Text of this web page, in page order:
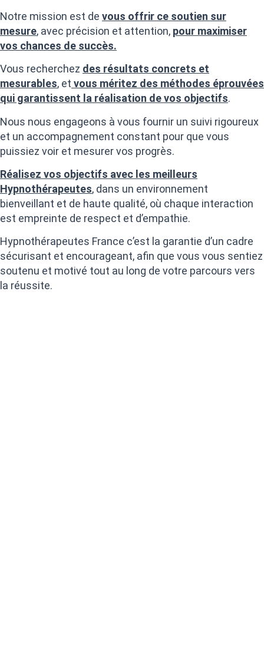
Notre mission est de vous offrir ce soutien sur
mesure, avec précision et attention, pour maximiser
vos chances de succès.
Vous recherchez des résultats concrets et
mesurables, et vous méritez des méthodes éprouvées
qui garantissent la réalisation de vos objectifs.
Nous nous engageons à vous fournir un suivi rigoureux
et un accompagnement constant pour que vous
puissiez voir et mesurer vos progrès.
Réalisez vos objectifs avec les meilleurs
Hypnothérapeutes, dans un environnement
bienveillant et de haute qualité, où chaque interaction
est empreinte de respect et d’empathie.
Hypnothérapeutes France c’est la garantie d’un cadre
sécurisant et encourageant, afin que vous vous sentiez
soutenu et motivé tout au long de votre parcours vers
la réussite.